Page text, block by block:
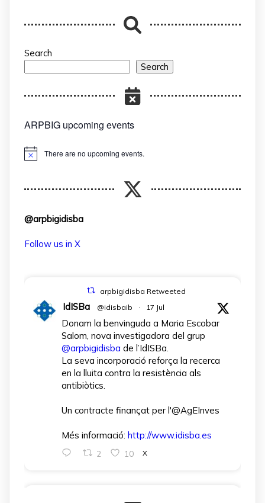
Search
Search
ARPBIG upcoming events
Notice There are no upcoming events.
@arpbigidisba
Follow us in X
arpbigidisba Retweeted
IdISBa @idisbaib · 17 Jul
Donam la benvinguda a Maria Escobar
Salom, nova investigadora del grup
@arpbigidisba de l’IdISBa.
La seva incorporació reforça la recerca
en la lluita contra la resistència als
antibiòtics.
Un contracte finançat per l'@AgEInves
Més informació: http://www.idisba.es
2 10 X